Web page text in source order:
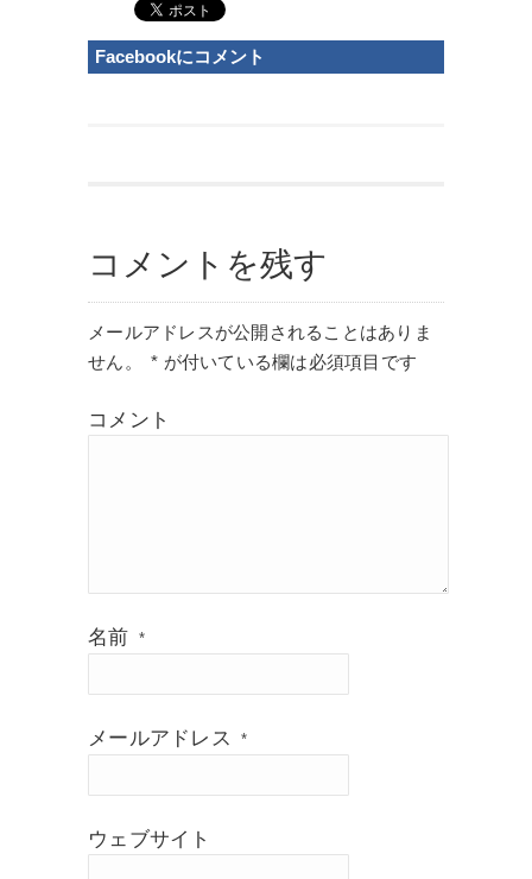
Facebookにコメント
コメントを残す
メールアドレスが公開されることはありま
せん。
* が付いている欄は必須項目です
コメント
名前 *
メールアドレス *
ウェブサイト